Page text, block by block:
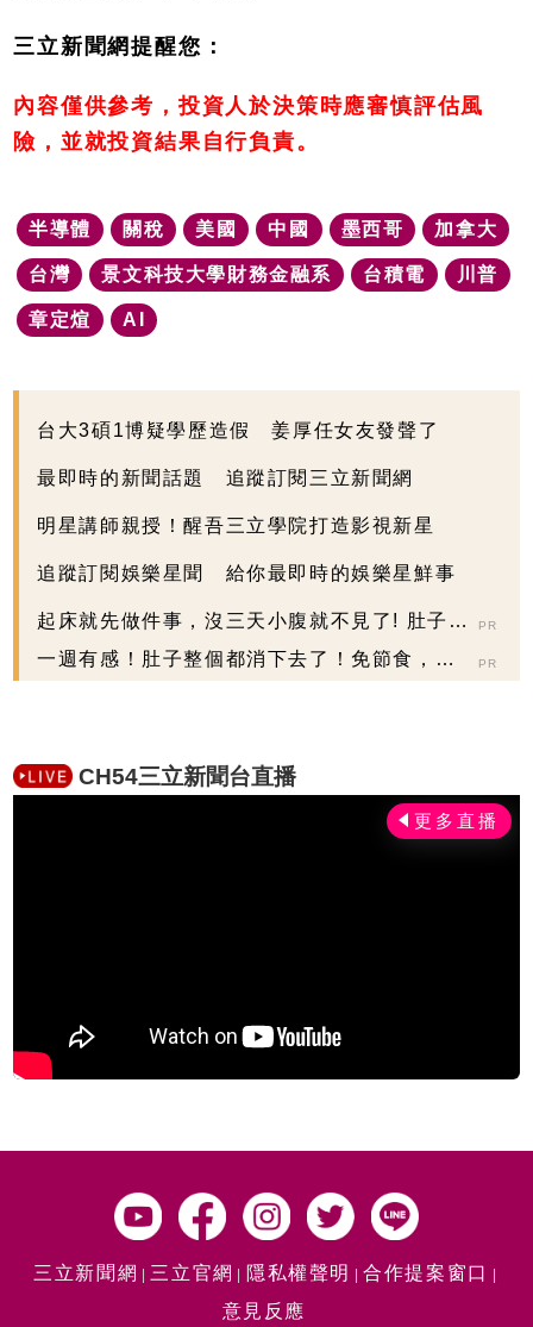
三立新聞網提醒您：
內容僅供參考，投資人於決策時應審慎評估風
險，並就投資結果自行負責。
半導體 關稅 美國 中國 墨西哥 加拿大
台灣 景文科技大學財務金融系 台積電 川普
章定煊 AI
台大3碩1博疑學歷造假 姜厚任女友發聲了
最即時的新聞話題 追蹤訂閱三立新聞網
明星講師親授！醒吾三立學院打造影視新星
追蹤訂閱娛樂星聞 給你最即時的娛樂星鮮事
起床就先做件事，沒三天小腹就不見了! 肚子一
天天變小！
PR
一週有感！肚子整個都消下去了！免節食，排
PR
CH54三立新聞台直播
三立新聞網 三立官網 隱私權聲明
合作提案窗口
意見反應